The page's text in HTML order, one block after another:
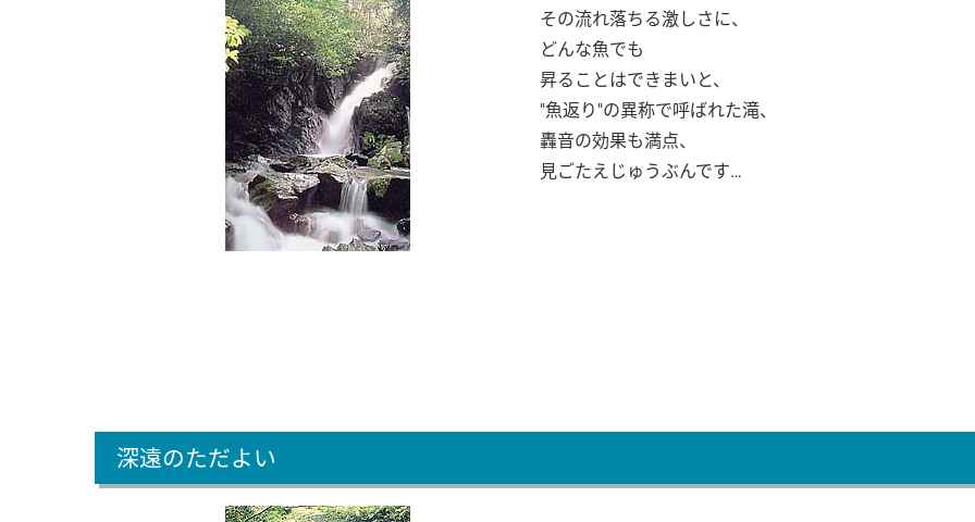
その流れ落ちる激しさに、
どんな魚でも
昇ることはできまいと、
"魚返り"の異称で呼ばれた滝、
轟音の効果も満点、
見ごたえじゅうぶんです…
深遠のただよい